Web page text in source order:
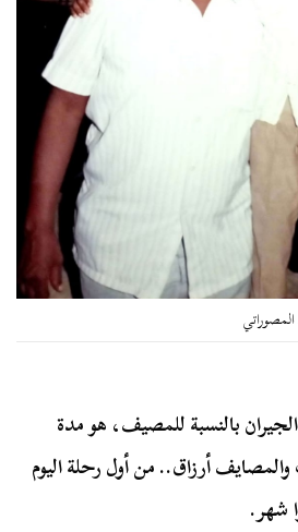
بالنسبة للمصيف، هو مدة
أرزاق.. من أول رحلة اليوم
شهر.